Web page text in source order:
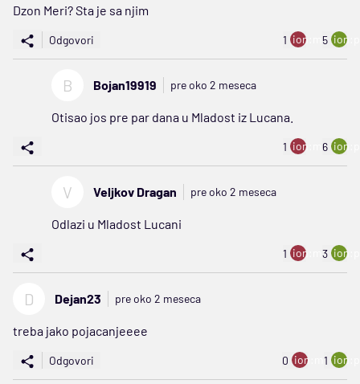
Dzon Meri? Sta je sa njim
Odgovori 1 ion:minus
5
B Bojan19919 pre oko 2 meseca
Otisao jos pre par dana u Mladost iz Lucana.
1 ion:minus
6
V Veljkov Dragan pre oko 2 meseca
Odlazi u Mladost Lucani
1 ion:minus
3
D Dejan23 pre oko 2 meseca
treba jako pojacanjeeee
Odgovori 0 ion:minus
1